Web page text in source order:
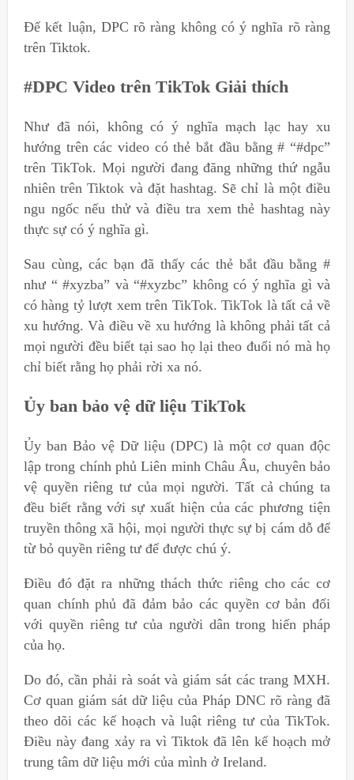
Để kết luận, DPC rõ ràng không có ý nghĩa rõ ràng
trên Tiktok.
#DPC Video trên TikTok Giải thích
Như đã nói, không có ý nghĩa mạch lạc hay xu
hướng trên các video có thẻ bắt đầu bằng # “#dpc”
trên TikTok. Mọi người đang đăng những thứ ngẫu
nhiên trên Tiktok và đặt hashtag. Sẽ chỉ là một điều
ngu ngốc nếu thử và điều tra xem thẻ hashtag này
thực sự có ý nghĩa gì.
Sau cùng, các bạn đã thấy các thẻ bắt đầu bằng #
như “ #xyzba” và “#xyzbc” không có ý nghĩa gì và
có hàng tỷ lượt xem trên TikTok. TikTok là tất cả về
xu hướng. Và điều về xu hướng là không phải tất cả
mọi người đều biết tại sao họ lại theo đuổi nó mà họ
chỉ biết rằng họ phải rời xa nó.
Ủy ban bảo vệ dữ liệu TikTok
Ủy ban Bảo vệ Dữ liệu (DPC) là một cơ quan độc
lập trong chính phủ Liên minh Châu Âu, chuyên bảo
vệ quyền riêng tư của mọi người. Tất cả chúng ta
đều biết rằng với sự xuất hiện của các phương tiện
truyền thông xã hội, mọi người thực sự bị cám dỗ để
từ bỏ quyền riêng tư để được chú ý.
Điều đó đặt ra những thách thức riêng cho các cơ
quan chính phủ đã đảm bảo các quyền cơ bản đối
với quyền riêng tư của người dân trong hiến pháp
của họ.
Do đó, cần phải rà soát và giám sát các trang MXH.
Cơ quan giám sát dữ liệu của Pháp DNC rõ ràng đã
theo dõi các kế hoạch và luật riêng tư của TikTok.
Điều này đang xảy ra vì Tiktok đã lên kế hoạch mở
trung tâm dữ liệu mới của mình ở Ireland.